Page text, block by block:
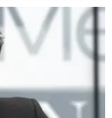
app m
ail